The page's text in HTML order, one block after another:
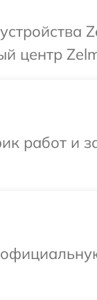
центр
работ и